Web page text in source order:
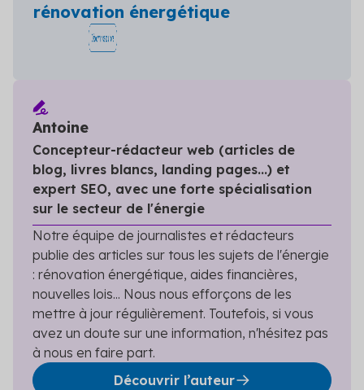
rénovation énergétique
Antoine
Concepteur-rédacteur web (articles de
blog, livres blancs, landing pages...) et
expert SEO, avec une forte spécialisation
sur le secteur de l'énergie
Notre équipe de journalistes et rédacteurs
publie des articles sur tous les sujets de l'énergie
: rénovation énergétique, aides financières,
nouvelles lois... Nous nous efforçons de les
mettre à jour régulièrement. Toutefois, si vous
avez un doute sur une information, n'hésitez pas
à nous en faire part.
Découvrir l’auteur